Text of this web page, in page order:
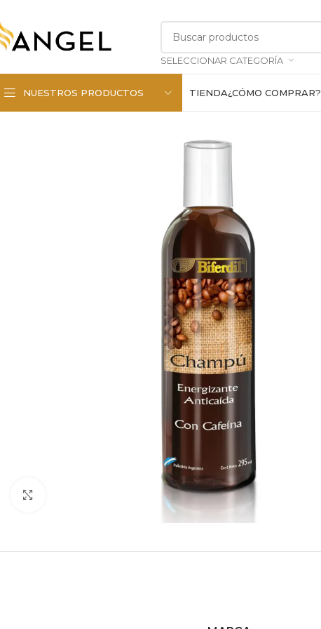
SELECCIONAR CATEGORÍA
NUESTROS PRODUCTOS TIENDA¿CÓMO COMPRAR?